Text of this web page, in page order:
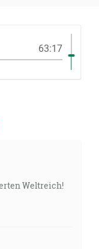
63:17
Weltreich!